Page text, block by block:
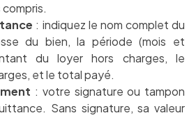
: indiquez le nom complet du
du bien, la période (mois et
du loyer hors charges, le
et le total payé.
: votre signature ou tampon
Sans signature, sa valeur